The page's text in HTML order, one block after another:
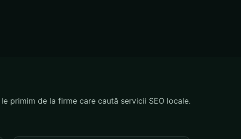
primim de la firme care caută servicii SEO locale.